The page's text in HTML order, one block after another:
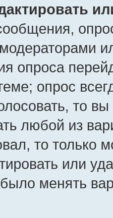
опроса
опрос
то
любой из
то только
или
менять